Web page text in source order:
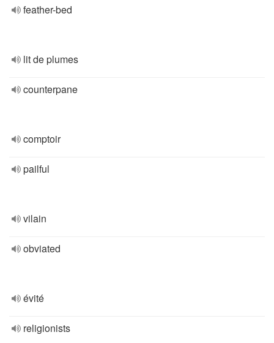
feather-bed
lit de plumes
counterpane
comptoir
pailful
vilain
obviated
évité
religionists